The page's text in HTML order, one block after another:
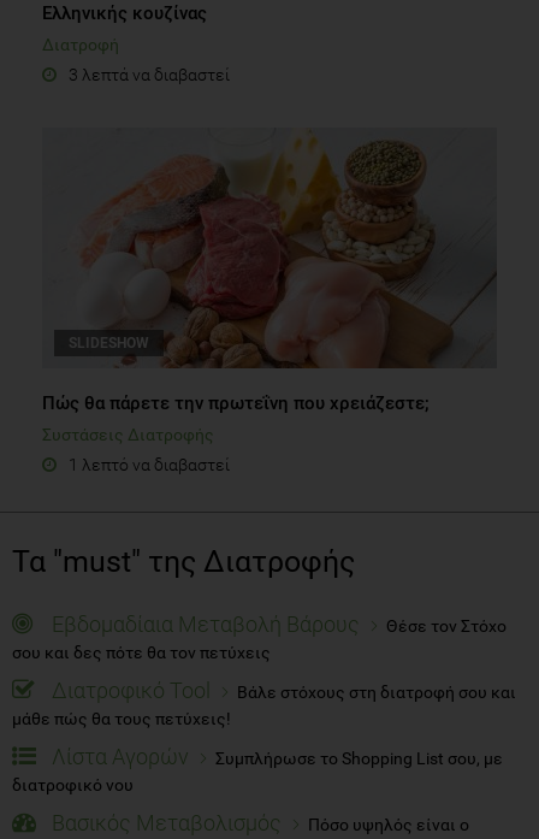
Ελληνικής κουζίνας
Διατροφή
3 λεπτά να διαβαστεί
SLIDESHOW
Πώς θα πάρετε την πρωτεΐνη που χρειάζεστε;
Συστάσεις Διατροφής
1 λεπτό να διαβαστεί
Τα "must" της Διατροφής
Εβδομαδίαια Μεταβολή Βάρους
Θέσε τον Στόχο
σου και δες πότε θα τον πετύχεις
Διατροφικό Tool
Βάλε στόχους στη διατροφή σου και
μάθε πώς θα τους πετύχεις!
Λίστα Αγορών
Συμπλήρωσε το Shopping List σου, με
διατροφικό νου
Βασικός Μεταβολισμός
Πόσο υψηλός είναι ο